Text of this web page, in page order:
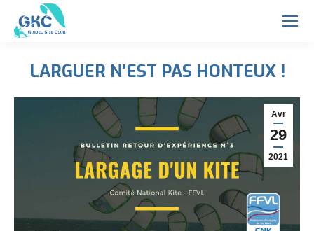
LARGUER N’EST PAS HONTEUX !
Avr
29
2021